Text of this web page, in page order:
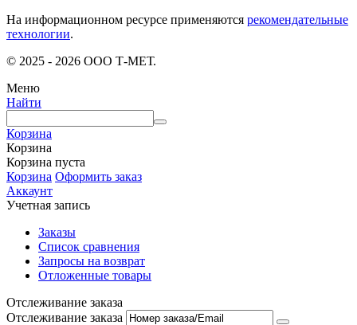
На информационном ресурсе применяются рекомендательные
технологии.
© 2025 - 2026 ООО Т-МЕТ.
Меню
Найти
Корзина
Корзина
Корзина пуста
Корзина Оформить заказ
Аккаунт
Учетная запись
Заказы
Список сравнения
Запросы на возврат
Отложенные товары
Отслеживание заказа
Отслеживание заказа